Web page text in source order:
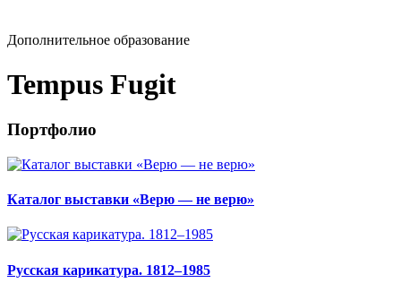
Дополнительное образование
Tempus Fugit
Портфолио
Каталог выставки «Верю — не верю»
Русская карикатура. 1812–1985